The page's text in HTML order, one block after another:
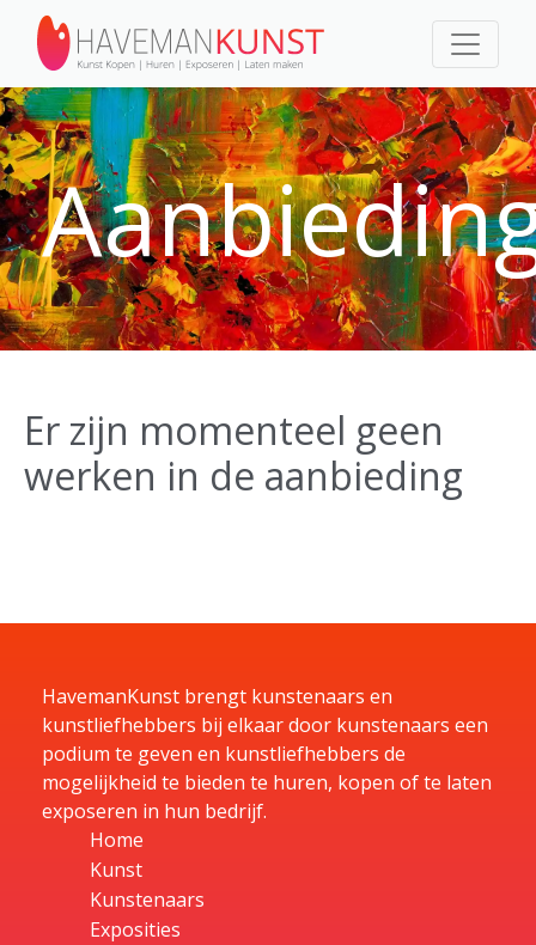
Er zijn momenteel geen
werken in de aanbieding
HavemanKunst brengt kunstenaars en
kunstliefhebbers bij elkaar door kunstenaars een
podium te geven en kunstliefhebbers de
mogelijkheid te bieden te huren, kopen of te laten
exposeren in hun bedrijf.
Home
Kunst
Kunstenaars
Exposities